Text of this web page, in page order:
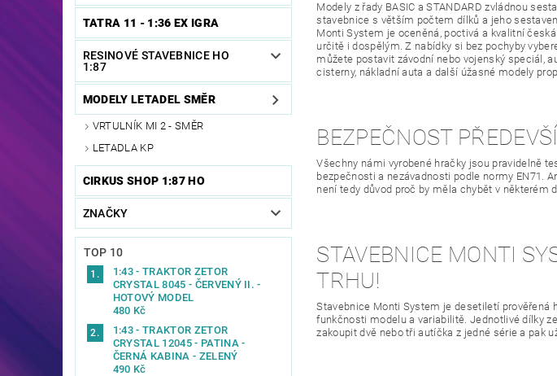
TATRA 11 - 1:36 EX IGRA
RESINOVÉ STAVEBNICE HO
1:87
MODELY LETADEL SMĚR
VRTULNÍK MI 2 - SMĚR
LETADLA KP
CIRKUS SHOP 1:87 HO
ZNAČKY
TOP 10
1:43 - TRAKTOR ZETOR
CRYSTAL 8045 - ČERVENÝ II. -
HOTOVÝ MODEL
480 Kč
1:43 - TRAKTOR ZETOR
CRYSTAL 12045 - PATINA -
ČERNÁ KABINA - ZELENÝ
490 Kč
Modely z řady BASIC a STANDARD zvládnou
stavebnice s větším počtem dílků a jeho
Monti System je oceněná, poctivá a kvalitní
určitě i dospělým. Z nabídky si bez pochyby
můžete postavit závodní nebo vojenský speciál,
cisterny, nákladní auta a další úžasné modely
BEZPEČNOST
Všechny námi vyrobené hračky jsou pravidelně
bezpečnosti a nezávadnosti podle normy EN71.
není tedy důvod proč by měla chybět v některém
STAVEBNICE MONTI
TRHU!
Stavebnice Monti System je desetiletí prověřená
funkčnosti modelu a variabilitě. Jednotlivé dílky
zakoupit dvě nebo tři autíčka z jedné série a pak